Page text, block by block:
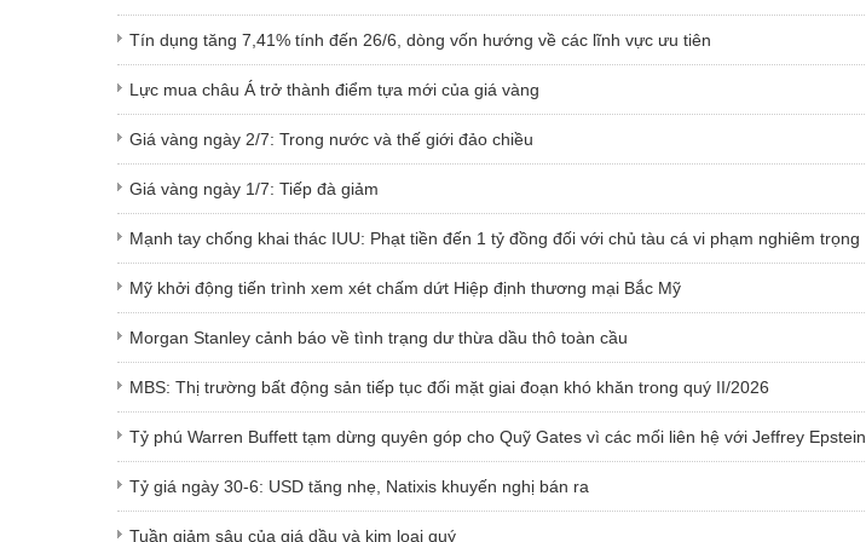
Tín dụng tăng 7,41% tính đến 26/6, dòng vốn hướng về các lĩnh vực ưu tiên
Lực mua châu Á trở thành điểm tựa mới của giá vàng
Giá vàng ngày 2/7: Trong nước và thế giới đảo chiều
Giá vàng ngày 1/7: Tiếp đà giảm
Mạnh tay chống khai thác IUU: Phạt tiền đến 1 tỷ đồng đối với chủ tàu cá vi phạm nghiêm trọng
Mỹ khởi động tiến trình xem xét chấm dứt Hiệp định thương mại Bắc Mỹ
Morgan Stanley cảnh báo về tình trạng dư thừa dầu thô toàn cầu
MBS: Thị trường bất động sản tiếp tục đối mặt giai đoạn khó khăn trong quý II/2026
Tỷ phú Warren Buffett tạm dừng quyên góp cho Quỹ Gates vì các mối liên hệ với Jeffrey Epstein
Tỷ giá ngày 30-6: USD tăng nhẹ, Natixis khuyến nghị bán ra
Tuần giảm sâu của giá dầu và kim loại quý